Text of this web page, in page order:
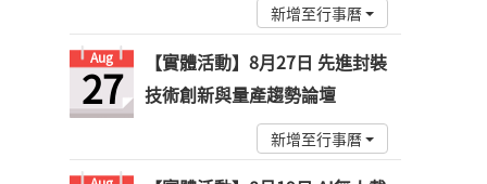
新增至行事曆
Aug
27
【實體活動】8月27日 先進封裝
技術創新與量產趨勢論壇
新增至行事曆